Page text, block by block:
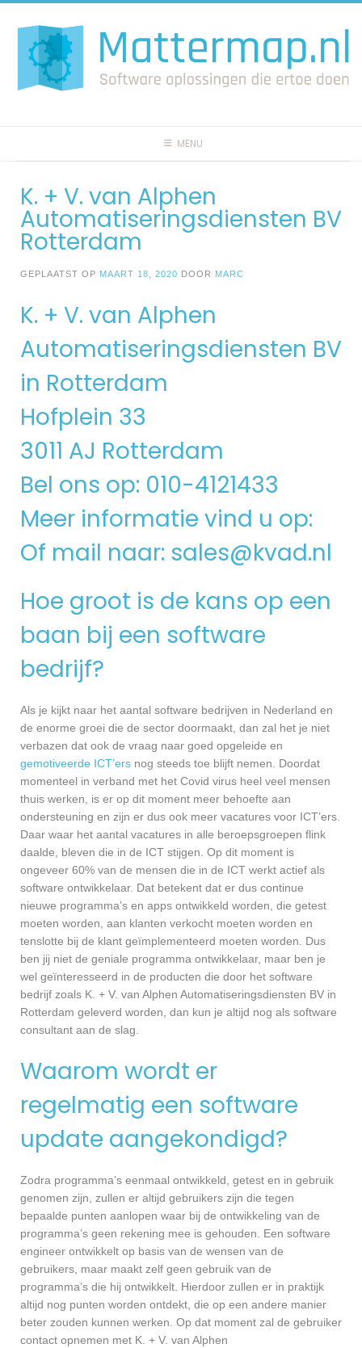
naar
inhoud
MENU
K. + V. van Alphen
Automatiseringsdiensten BV
Rotterdam
GEPLAATST OP MAART 18, 2020 DOOR MARC
K. + V. van Alphen
Automatiseringsdiensten BV
in Rotterdam
Hofplein 33
3011 AJ Rotterdam
Bel ons op: 010-4121433
Meer informatie vind u op:
Of mail naar: sales@kvad.nl
Hoe groot is de kans op een
baan bij een software
bedrijf?
Als je kijkt naar het aantal software bedrijven in Nederland en
de enorme groei die de sector doormaakt, dan zal het je niet
verbazen dat ook de vraag naar goed opgeleide en
gemotiveerde ICT’ers nog steeds toe blijft nemen. Doordat
momenteel in verband met het Covid virus heel veel mensen
thuis werken, is er op dit moment meer behoefte aan
ondersteuning en zijn er dus ook meer vacatures voor ICT’ers.
Daar waar het aantal vacatures in alle beroepsgroepen flink
daalde, bleven die in de ICT stijgen. Op dit moment is
ongeveer 60% van de mensen die in de ICT werkt actief als
software ontwikkelaar. Dat betekent dat er dus continue
nieuwe programma’s en apps ontwikkeld worden, die getest
moeten worden, aan klanten verkocht moeten worden en
tenslotte bij de klant geïmplementeerd moeten worden. Dus
ben jij niet de geniale programma ontwikkelaar, maar ben je
wel geïnteresseerd in de producten die door het software
bedrijf zoals K. + V. van Alphen Automatiseringsdiensten BV in
Rotterdam geleverd worden, dan kun je altijd nog als software
consultant aan de slag.
Waarom wordt er
regelmatig een software
update aangekondigd?
Zodra programma’s eenmaal ontwikkeld, getest en in gebruik
genomen zijn, zullen er altijd gebruikers zijn die tegen
bepaalde punten aanlopen waar bij de ontwikkeling van de
programma’s geen rekening mee is gehouden. Een software
engineer ontwikkelt op basis van de wensen van de
gebruikers, maar maakt zelf geen gebruik van de
programma’s die hij ontwikkelt. Hierdoor zullen er in praktijk
altijd nog punten worden ontdekt, die op een andere manier
beter zouden kunnen werken. Op dat moment zal de gebruiker
contact opnemen met K. + V. van Alphen